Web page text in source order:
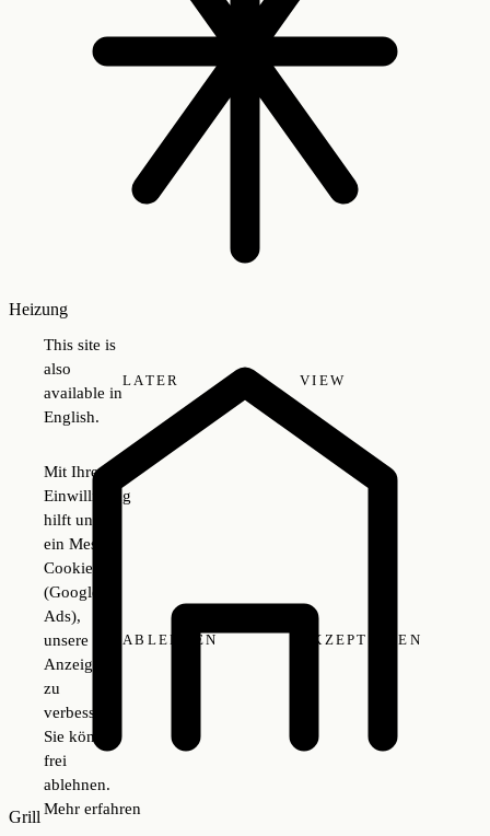
Heizung
Grill
This site is
also
available in
English.
LATER VIEW
Mit Ihrer
Einwilligung
hilft uns
ein Mess-
Cookie
(Google
Ads),
unsere
Anzeigen
zu
verbessern.
Sie können
frei
ablehnen.
Mehr erfahren
ABLEHNEN AKZEPTIEREN